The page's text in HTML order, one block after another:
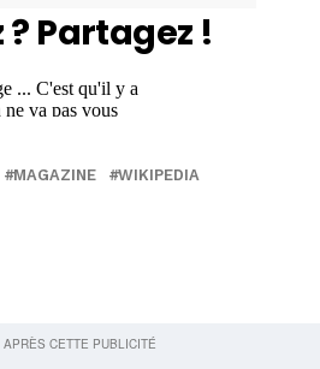
Partagez !
MAGAZINE WIKIPEDIA